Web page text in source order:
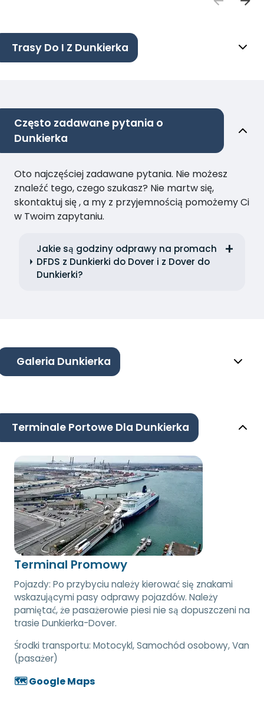
Trasy Do I Z Dunkierka
Często zadawane pytania o
Dunkierka
Oto najczęściej zadawane pytania. Nie możesz
znaleźć tego, czego szukasz? Nie martw się,
skontaktuj się , a my z przyjemnością pomożemy Ci
w Twoim zapytaniu.
Jakie są godziny odprawy na promach
DFDS z Dunkierki do Dover i z Dover do
Dunkierki?
Galeria Dunkierka
Terminale Portowe Dla Dunkierka
Terminal Promowy
Pojazdy: Po przybyciu należy kierować się znakami
wskazującymi pasy odprawy pojazdów. Należy
pamiętać, że pasażerowie piesi nie są dopuszczeni na
trasie Dunkierka-Dover.
Środki transportu: Motocykl, Samochód osobowy, Van
(pasażer)
🗺️ Google Maps